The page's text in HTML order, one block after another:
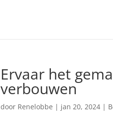
Ervaar het
verbouwen
door Renelobbe | jan 20, 2024 |